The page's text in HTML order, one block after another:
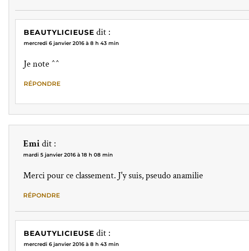
BEAUTYLICIEUSE dit :
mercredi 6 janvier 2016 à 8 h 43 min
Je note ^^
RÉPONDRE
Emidit :
mardi 5 janvier 2016 à 18 h 08 min
Merci pour ce classement. J'y suis, pseudo anamilie
RÉPONDRE
BEAUTYLICIEUSE dit :
mercredi 6 janvier 2016 à 8 h 43 min